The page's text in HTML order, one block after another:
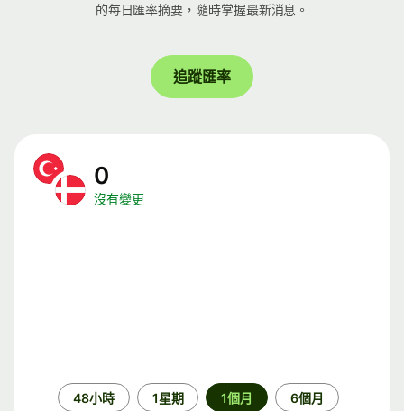
的每日匯率摘要，隨時掌握最新消息。
追蹤匯率
0
沒有變更
48小時 1星期 1個月 6個月